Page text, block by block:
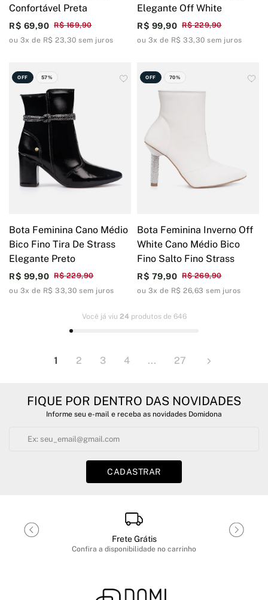
Confortável Preta
R$ 169,90
R$ 69,90
ou 3x de R$ 23,30 sem juros
Elegante Off White
R$ 229,90
R$ 99,90
ou 3x de R$ 33,30 sem juros
OFF 57%
Bota Feminina Cano Médio
Bico Fino Tira De Strass
Elegante Preto
R$ 229,90
R$ 99,90
ou 3x de R$ 33,30 sem juros
OFF 70%
Bota Feminina Inverno Off
White Cano Médio Bico
Fino Salto Fino Strass
R$ 269,90
R$ 79,90
ou 3x de R$ 26,63 sem juros
Você já viu 24produtos de 646
1 2 3 4 ... 27
FIQUE POR DENTRO DAS NOVIDADES
Informe seu e-mail e receba as novidades Domidona
CADASTRAR
Frete Grátis
Confira a disponibilidade no carrinho